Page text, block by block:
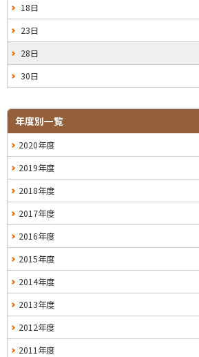
18日
23日
28日
30日
年度別一覧
2020年度
2019年度
2018年度
2017年度
2016年度
2015年度
2014年度
2013年度
2012年度
2011年度